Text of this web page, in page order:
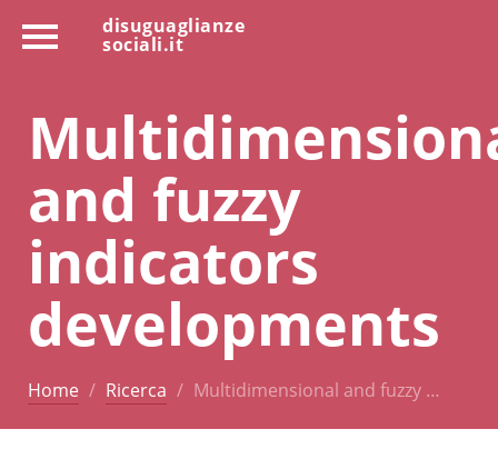
disuguaglianze
sociali.it
and fuzzy
indicators
developments
Home Ricerca Multidimensional and fuzzy …